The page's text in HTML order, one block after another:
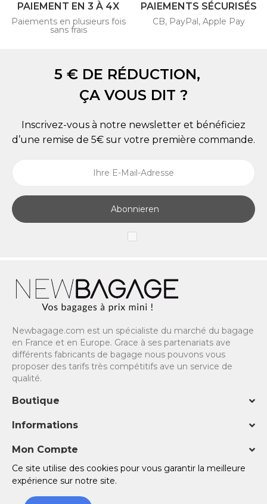
PAIEMENT EN 3 À 4X
Paiements en plusieurs fois
sans frais
PAIEMENTS SÉCURISÉS
CB, PayPal, Apple Pay
5 € DE RÉDUCTION,
ÇA VOUS DIT ?
Inscrivez-vous à notre newsletter et bénéficiez
d’une remise de 5€ sur votre première commande.
Abonnieren
Newbagage.com est un spécialiste du marché du bagage
en France et en Europe. Grace à ses partenariats ave
différents fabricants de bagage nous pouvons vous
proposer des tarifs très compétitifs ave un service de
qualité.
Boutique
Informations
Mon Compte
Copyright © 2023 NewBagage - Site réalisé avec ♡ par TOV
Ce site utilise des cookies pour vous garantir la meilleure
expérience sur notre site.